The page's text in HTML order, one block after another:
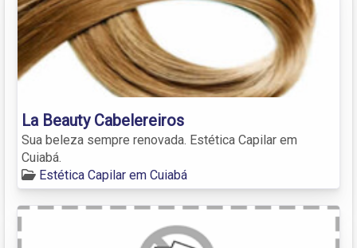
La Beauty Cabelereiros
Sua beleza sempre renovada. Estética Capilar em
Cuiabá.
Estética Capilar em Cuiabá